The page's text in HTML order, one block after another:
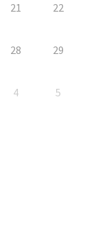
21 22
28 29
4 5